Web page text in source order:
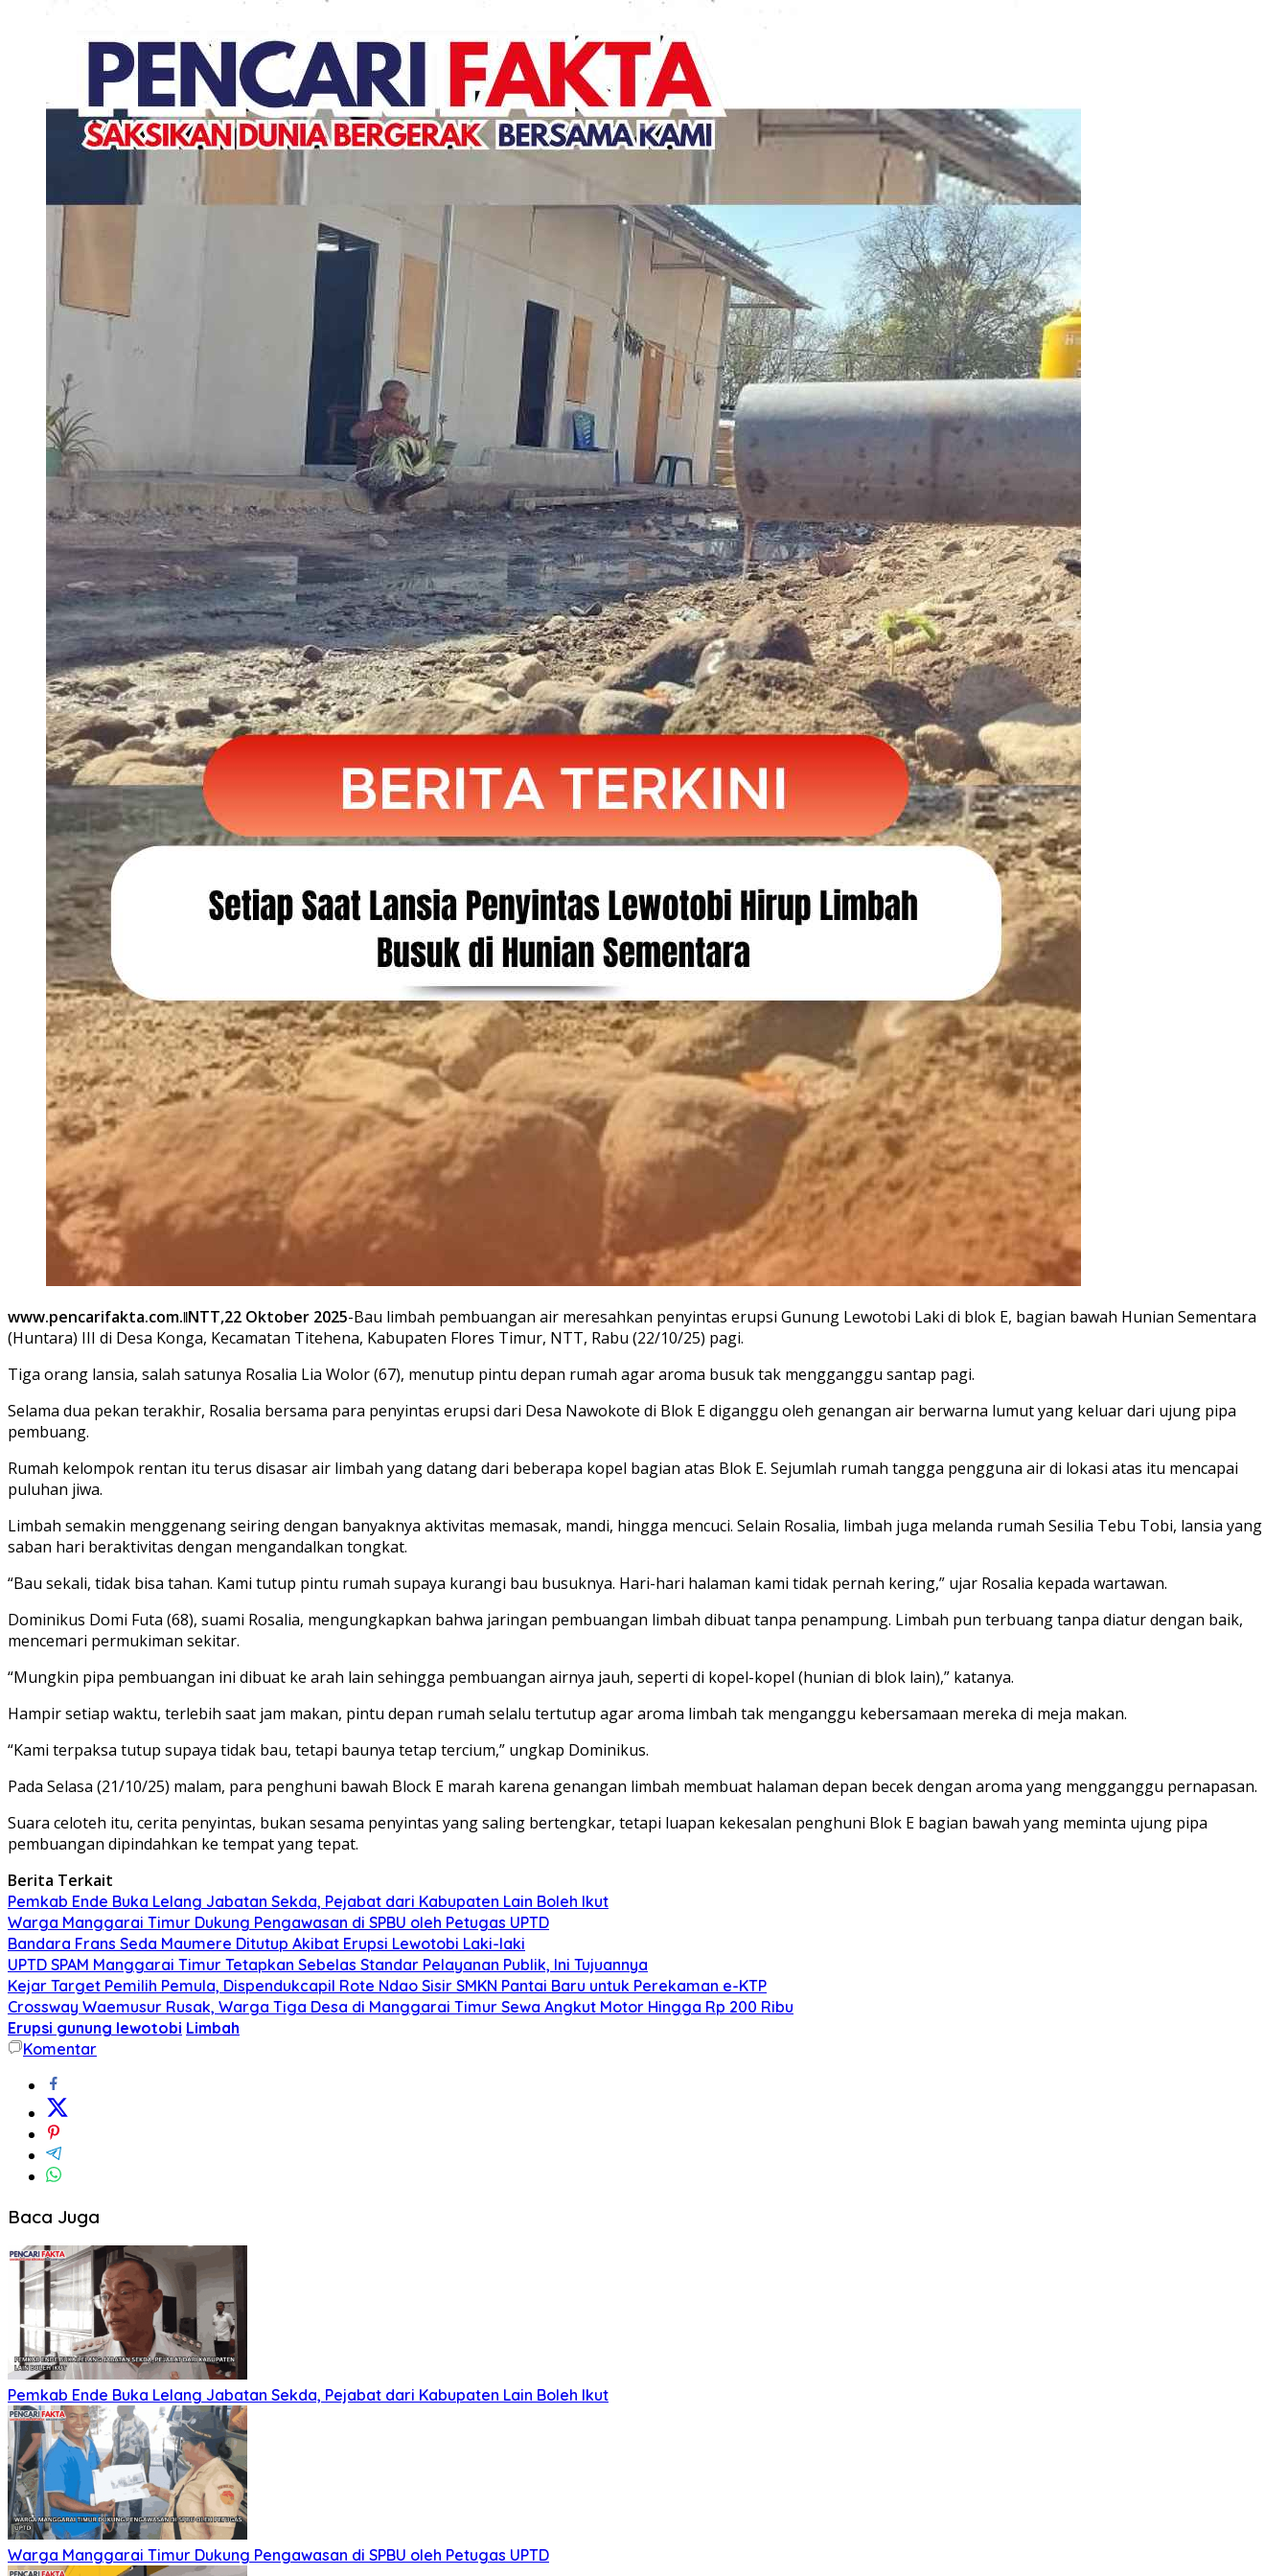
www.pencarifakta.com.ǁNTT,22 Oktober 2025-Bau limbah pembuangan air meresahkan penyintas erupsi Gunung Lewotobi Laki di blok E, bagian bawah Hunian Sementara
(Huntara) III di Desa Konga, Kecamatan Titehena, Kabupaten Flores Timur, NTT, Rabu (22/10/25) pagi.
Tiga orang lansia, salah satunya Rosalia Lia Wolor (67), menutup pintu depan rumah agar aroma busuk tak mengganggu santap pagi.
Selama dua pekan terakhir, Rosalia bersama para penyintas erupsi dari Desa Nawokote di Blok E diganggu oleh genangan air berwarna lumut yang keluar dari ujung pipa
pembuang.
Rumah kelompok rentan itu terus disasar air limbah yang datang dari beberapa kopel bagian atas Blok E. Sejumlah rumah tangga pengguna air di lokasi atas itu mencapai
puluhan jiwa.
Limbah semakin menggenang seiring dengan banyaknya aktivitas memasak, mandi, hingga mencuci. Selain Rosalia, limbah juga melanda rumah Sesilia Tebu Tobi, lansia yang
saban hari beraktivitas dengan mengandalkan tongkat.
“Bau sekali, tidak bisa tahan. Kami tutup pintu rumah supaya kurangi bau busuknya. Hari-hari halaman kami tidak pernah kering,” ujar Rosalia kepada wartawan.
Dominikus Domi Futa (68), suami Rosalia, mengungkapkan bahwa jaringan pembuangan limbah dibuat tanpa penampung. Limbah pun terbuang tanpa diatur dengan baik,
mencemari permukiman sekitar.
“Mungkin pipa pembuangan ini dibuat ke arah lain sehingga pembuangan airnya jauh, seperti di kopel-kopel (hunian di blok lain),” katanya.
Hampir setiap waktu, terlebih saat jam makan, pintu depan rumah selalu tertutup agar aroma limbah tak menganggu kebersamaan mereka di meja makan.
“Kami terpaksa tutup supaya tidak bau, tetapi baunya tetap tercium,” ungkap Dominikus.
Pada Selasa (21/10/25) malam, para penghuni bawah Block E marah karena genangan limbah membuat halaman depan becek dengan aroma yang mengganggu pernapasan.
Suara celoteh itu, cerita penyintas, bukan sesama penyintas yang saling bertengkar, tetapi luapan kekesalan penghuni Blok E bagian bawah yang meminta ujung pipa
pembuangan dipindahkan ke tempat yang tepat.
Berita Terkait
Pemkab Ende Buka Lelang Jabatan Sekda, Pejabat dari Kabupaten Lain Boleh Ikut
Warga Manggarai Timur Dukung Pengawasan di SPBU oleh Petugas UPTD
Bandara Frans Seda Maumere Ditutup Akibat Erupsi Lewotobi Laki-laki
UPTD SPAM Manggarai Timur Tetapkan Sebelas Standar Pelayanan Publik, Ini Tujuannya
Kejar Target Pemilih Pemula, Dispendukcapil Rote Ndao Sisir SMKN Pantai Baru untuk Perekaman e-KTP
Crossway Waemusur Rusak, Warga Tiga Desa di Manggarai Timur Sewa Angkut Motor Hingga Rp 200 Ribu
Erupsi gunung lewotobi Limbah
Komentar
Baca Juga
Pemkab Ende Buka Lelang Jabatan Sekda, Pejabat dari Kabupaten Lain Boleh Ikut
Warga Manggarai Timur Dukung Pengawasan di SPBU oleh Petugas UPTD